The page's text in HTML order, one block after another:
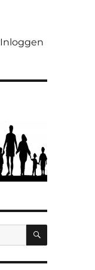
Inloggen
ZOEKEN